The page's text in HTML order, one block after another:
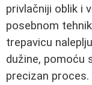
privlačniji oblik i
posebnom
trepavicu
dužine, pomoću
precizan